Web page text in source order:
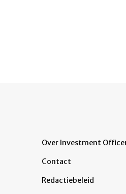
Over Investment
Contact
Redactiebeleid